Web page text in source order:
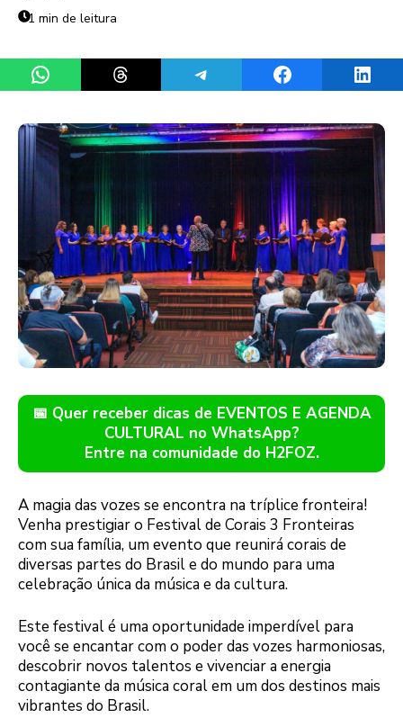
1 min de leitura
Share on WhatsAppShare on ThreadsShare on TelegramShare on Facebook
📅 Quer receber dicas de EVENTOS E AGENDA
CULTURAL no WhatsApp?
Entre na comunidade do H2FOZ.
A magia das vozes se encontra na tríplice fronteira!
Venha prestigiar o Festival de Corais 3 Fronteiras
com sua família, um evento que reunirá corais de
diversas partes do Brasil e do mundo para uma
celebração única da música e da cultura.
Este festival é uma oportunidade imperdível para
você se encantar com o poder das vozes harmoniosas,
descobrir novos talentos e vivenciar a energia
contagiante da música coral em um dos destinos mais
vibrantes do Brasil.